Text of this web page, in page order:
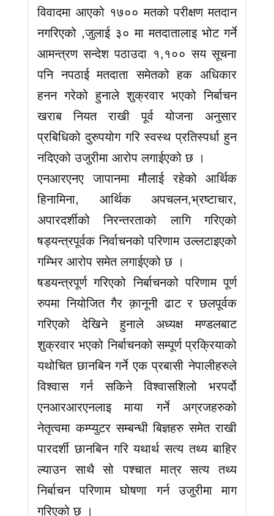
विवादमा आएको १७०० मतको परीक्षण मतदान
नगरिएको ,जुलाई ३० मा मतदातालाइ भोट गर्ने
आमन्त्रण सन्देश पठाउदा १,१०० सय सूचना
पनि नपठाई मतदाता समेतको हक अधिकार
हनन गरेको हुनाले शुक्रवार भएको निर्बाचन
खराब नियत राखी पूर्व योजना अनुसार
प्रबिधिको दुरुपयोग गरि स्वस्थ प्रतिस्पर्धा हुन
नदिएको उजुरीमा आरोप लगाईएको छ ।
एनआरएनए जापानमा मौलाई रहेको आर्थिक
हिनामिना, आर्थिक अपचलन,भ्रष्टाचार,
अपारदर्शीको निरन्तरताको लागि गरिएको
षड्यन्त्रपूर्वक निर्वाचनको परिणाम उल्लटाइएको
गम्भिर आरोप समेत लगाईएको छ ।
षडयन्त्रपूर्ण गरिएको निर्बाचनको परिणाम पूर्ण
रुपमा नियोजित गैर क़ानूनी ढाट र छलपूर्वक
गरिएको देखिने हुनाले अध्यक्ष मण्डलबाट
शुक्रवार भएको निर्बाचनको सम्पूर्ण प्रक्रियाको
यथोचित छानबिन गर्ने एक प्रबासी नेपालीहरुले
विश्वास गर्न सकिने विश्वासशिलो भरपर्दो
एनआरआरएनलाइ माया गर्ने अग्रजहरुको
नेतृत्वमा कम्प्युटर सम्बन्धी बिज्ञहरु समेत राखी
पारदर्शी छानबिन गरि यथार्थ सत्य तथ्य बाहिर
ल्याउन साथै सो पश्चात मात्र सत्य तथ्य
निर्बाचन परिणाम घोषणा गर्न उजुरीमा माग
गरिएको छ ।